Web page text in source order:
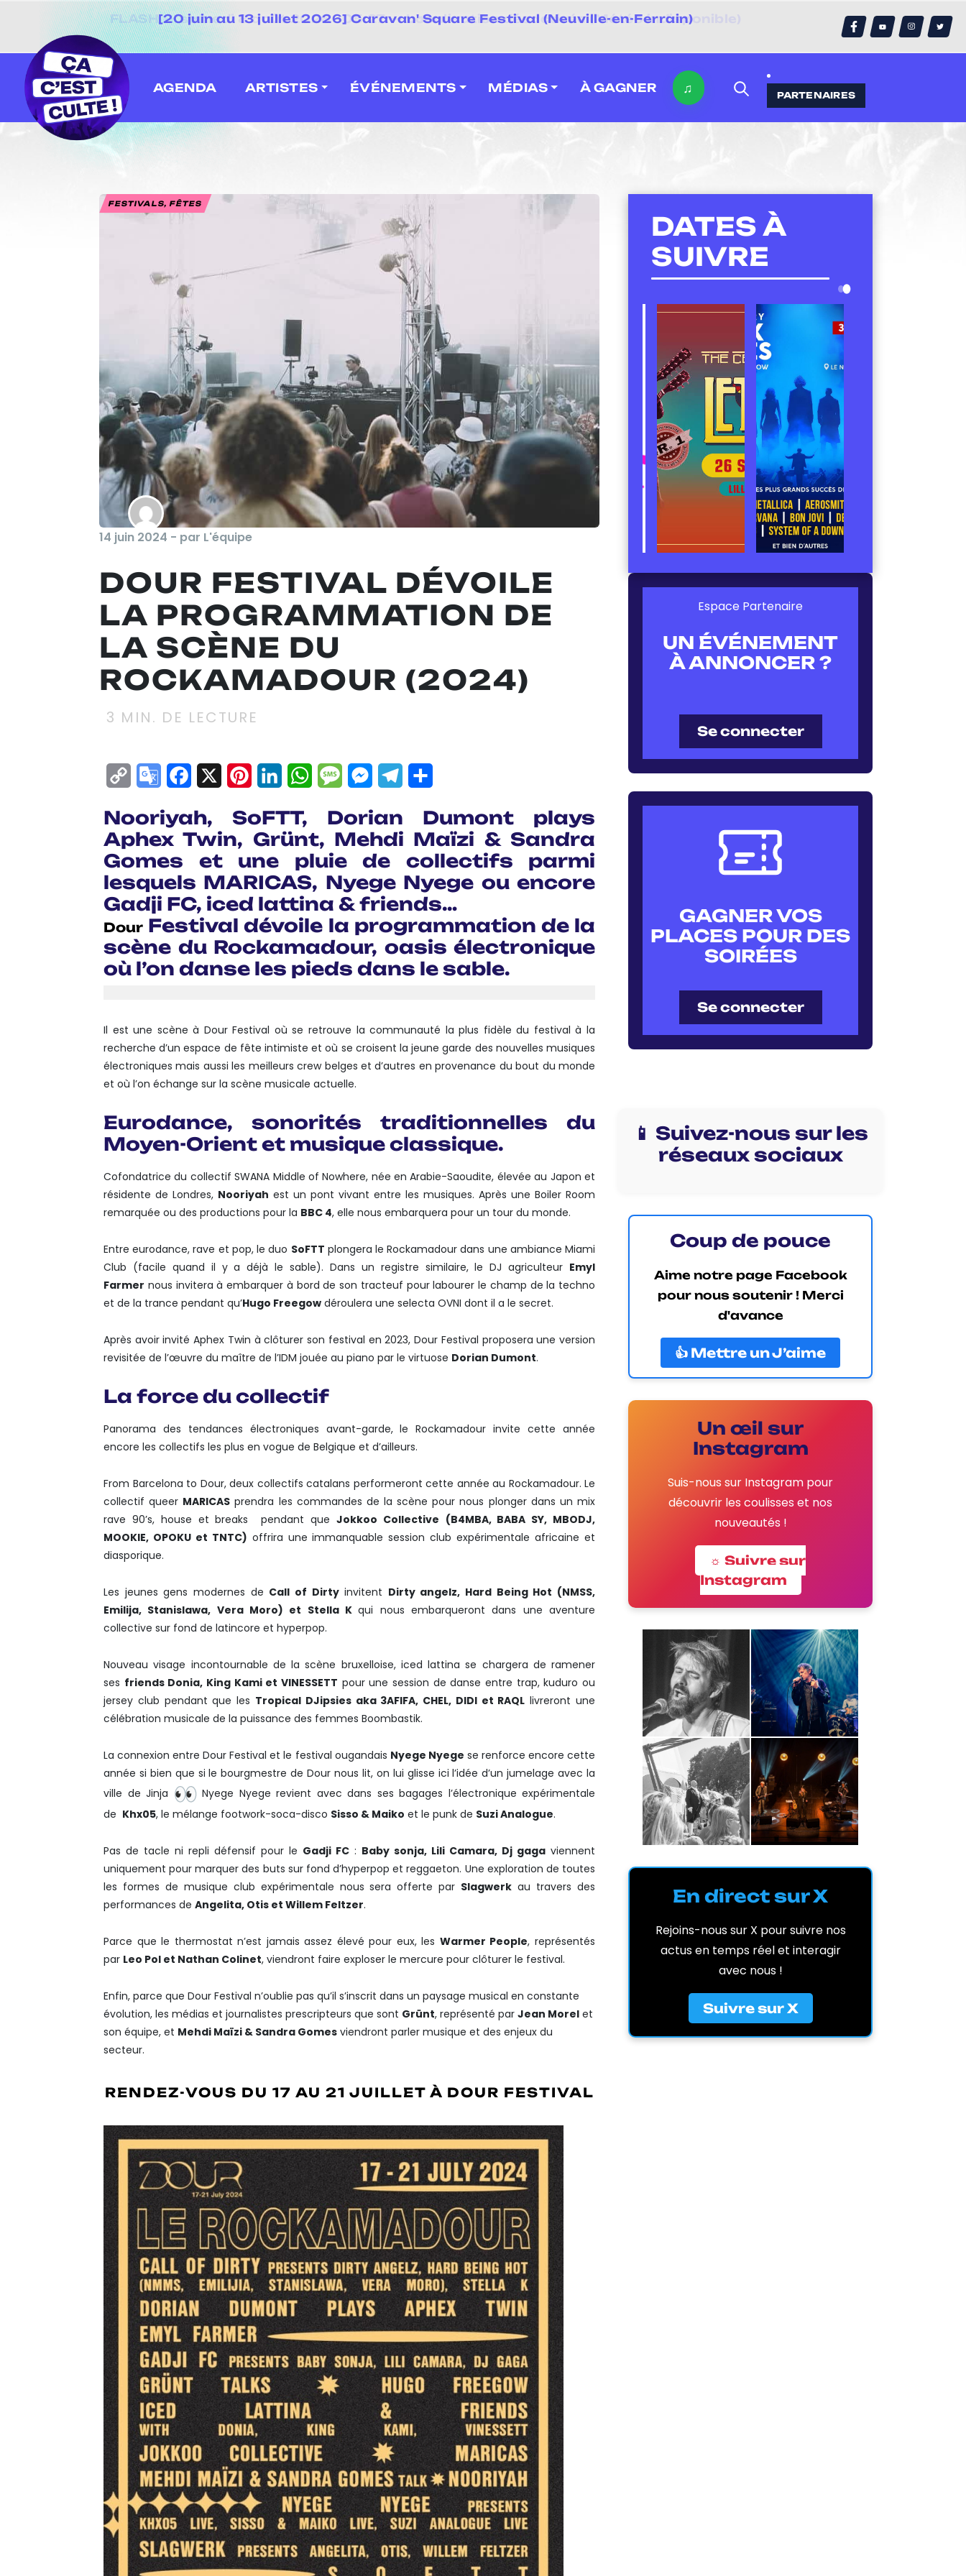
[20 juin au 13 juillet 2026] Caravan' Square Festival (Neuville-en-Ferrain)
AGENDA ARTISTES ÉVÉNEMENTS MÉDIAS À GAGNER ♫ PARTENAIRES
FESTIVALS, FÊTES
14 juin 2024 - par L'équipe
DOUR FESTIVAL DÉVOILE
LA PROGRAMMATION DE
LA SCÈNE DU
ROCKAMADOUR (2024)
3 MIN. DE LECTURE
Copy GoogleFacebook
X Pinterest
LinkedInWhatsApp
MessageMessenger
Telegram
Nooriyah, SoFTT, Dorian Dumont plays
Aphex Twin, Grünt, Mehdi Maïzi & Sandra
Gomes et une pluie de collectifs parmi
lesquels MARICAS, Nyege Nyege ou encore
Gadji FC, iced lattina & friends…
Dour Festival dévoile la programmation de la
scène du Rockamadour, oasis électronique
où l’on danse les pieds dans le sable.
Il est une scène à Dour Festival où se retrouve la communauté la plus fidèle du festival à la
recherche d’un espace de fête intimiste et où se croisent la jeune garde des nouvelles musiques
électroniques mais aussi les meilleurs crew belges et d’autres en provenance du bout du monde
et où l’on échange sur la scène musicale actuelle.
Eurodance, sonorités traditionnelles du
Moyen-Orient et musique classique.
Cofondatrice du collectif SWANA Middle of Nowhere, née en Arabie-Saoudite, élevée au Japon et
résidente de Londres, Nooriyah est un pont vivant entre les musiques. Après une Boiler Room
remarquée ou des productions pour la BBC 4, elle nous embarquera pour un tour du monde.
Entre eurodance, rave et pop, le duo SoFTT plongera le Rockamadour dans une ambiance Miami
Club (facile quand il y a déjà le sable). Dans un registre similaire, le DJ agriculteur Emyl
Farmer nous invitera à embarquer à bord de son tracteuf pour labourer le champ de la techno
et de la trance pendant qu’Hugo Freegow déroulera une selecta OVNI dont il a le secret.
Après avoir invité Aphex Twin à clôturer son festival en 2023, Dour Festival proposera une version
revisitée de l’œuvre du maître de l’IDM jouée au piano par le virtuose Dorian Dumont.
La force du collectif
Panorama des tendances électroniques avant-garde, le Rockamadour invite cette année
encore les collectifs les plus en vogue de Belgique et d’ailleurs.
From Barcelona to Dour, deux collectifs catalans performeront cette année au Rockamadour. Le
collectif queer MARICAS prendra les commandes de la scène pour nous plonger dans un mix
rave 90’s, house et breaks pendant que Jokkoo Collective (B4MBA, BABA SY, MBODJ,
MOOKIE, OPOKU et TNTC) offrira une immanquable session club expérimentale africaine et
diasporique.
Les jeunes gens modernes de Call of Dirtyinvitent Dirty angelz, Hard Being Hot (NMSS,
Emilija, Stanislawa, Vera Moro) et Stella Kqui nous embarqueront dans une aventure
collective sur fond de latincore et hyperpop.
Nouveau visage incontournable de la scène bruxelloise, iced lattina se chargera de ramener
ses friends Donia, King Kami et VINESSETT pour une session de danse entre trap, kuduro ou
jersey club pendant que les Tropical DJipsies aka 3AFIFA, CHEL, DIDI et RAQL livreront une
célébration musicale de la puissance des femmes Boombastik.
La connexion entre Dour Festival et le festival ougandais Nyege Nyege se renforce encore cette
année si bien que si le bourgmestre de Dour nous lit, on lui glisse ici l’idée d’un jumelage avec la
ville de Jinja
Nyege Nyege revient avec dans ses bagages l’électronique expérimentale
de Khx05, le mélange footwork-soca-disco Sisso & Maiko et le punk de Suzi Analogue.
Pas de tacle ni repli défensif pour le Gadji FC : Baby sonja, Lili Camara, Dj gaga viennent
uniquement pour marquer des buts sur fond d’hyperpop et reggaeton. Une exploration de toutes
les formes de musique club expérimentale nous sera offerte par Slagwerk au travers des
performances de Angelita, Otis et Willem Feltzer.
Parce que le thermostat n’est jamais assez élevé pour eux, les Warmer People, représentés
par Leo Pol et Nathan Colinet, viendront faire exploser le mercure pour clôturer le festival.
Enfin, parce que Dour Festival n’oublie pas qu’il s’inscrit dans un paysage musical en constante
évolution, les médias et journalistes prescripteurs que sont Grünt, représenté par Jean Morel et
son équipe, et Mehdi Maïzi & Sandra Gomes viendront parler musique et des enjeux du
secteur.
RENDEZ-VOUS DU 17 AU 21 JUILLET À DOUR FESTIVAL
DATES À
SUIVRE
Espace Partenaire
UN ÉVÉNEMENT
À ANNONCER ?
Se connecter
GAGNER VOS
PLACES POUR DES
SOIRÉES
Se connecter
📱 Suivez-nous sur les
réseaux sociaux
Coup de pouce
Aime notre page Facebook
pour nous soutenir ! Merci
d'avance
👍 Mettre un J’aime
Un œil sur
Instagram
Suis-nous sur Instagram pour
découvrir les coulisses et nos
nouveautés !
☼ Suivre sur
Instagram
En direct sur X
Rejoins-nous sur X pour suivre nos
actus en temps réel et interagir
avec nous !
Suivre sur X